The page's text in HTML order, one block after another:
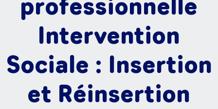
professionnelle
Intervention
Sociale : Insertion
et Réinsertion